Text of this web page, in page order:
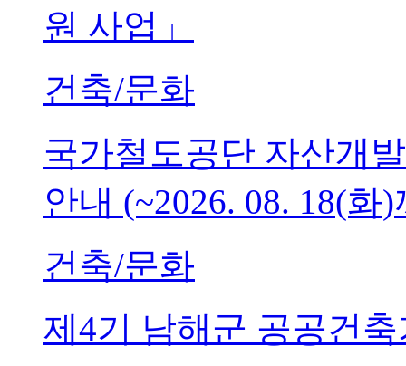
원 사업」
건축/문화
국가철도공단 자산개
안내 (~2026. 08. 18(화
건축/문화
제4기 남해군 공공건